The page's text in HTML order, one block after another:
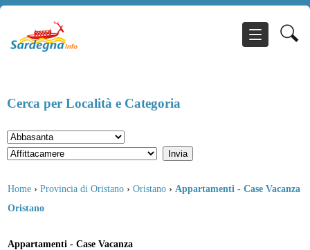
Cerca per Località e Categoria
Home › Provincia di Oristano › Oristano › Appartamenti - Case Vacanza
Oristano
Appartamenti - Case Vacanza